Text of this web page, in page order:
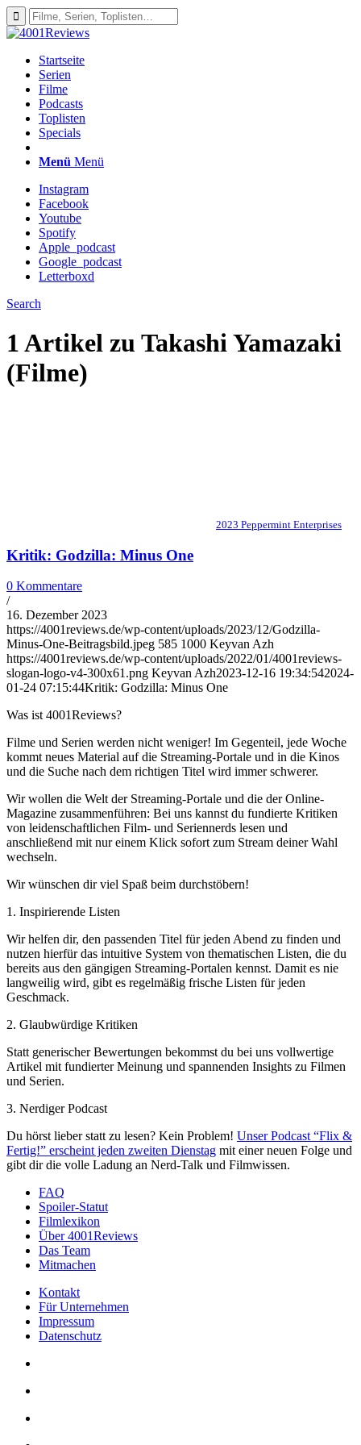
Startseite
Serien
Filme
Podcasts
Toplisten
Specials
Menü Menü
Instagram
Facebook
Youtube
Spotify
Apple_podcast
Google_podcast
Letterboxd
Search
1 Artikel zu Takashi Yamazaki
(Filme)
2023 Peppermint Enterprises
Kritik: Godzilla: Minus One
0 Kommentare
/
16. Dezember 2023
https://4001reviews.de/wp-content/uploads/2023/12/Godzilla-
Minus-One-Beitragsbild.jpeg 585 1000 Keyvan Azh
https://4001reviews.de/wp-content/uploads/2022/01/4001reviews-
slogan-logo-v4-300x61.png Keyvan Azh2023-12-16 19:34:542024-
01-24 07:15:44Kritik: Godzilla: Minus One
Was ist 4001Reviews?
Filme und Serien werden nicht weniger! Im Gegenteil, jede Woche
kommt neues Material auf die Streaming-Portale und in die Kinos
und die Suche nach dem richtigen Titel wird immer schwerer.
Wir wollen die Welt der Streaming-Portale und die der Online-
Magazine zusammenführen: Bei uns kannst du fundierte Kritiken
von leidenschaftlichen Film- und Seriennerds lesen und
anschließend mit nur einem Klick sofort zum Stream deiner Wahl
wechseln.
Wir wünschen dir viel Spaß beim durchstöbern!
1. Inspirierende Listen
Wir helfen dir, den passenden Titel für jeden Abend zu finden und
nutzen hierfür das intuitive System von thematischen Listen, die du
bereits aus den gängigen Streaming-Portalen kennst. Damit es nie
langweilig wird, gibt es regelmäßig frische Listen für jeden
Geschmack.
2. Glaubwürdige Kritiken
Statt generischer Bewertungen bekommst du bei uns vollwertige
Artikel mit fundierter Meinung und spannenden Insights zu Filmen
und Serien.
3. Nerdiger Podcast
Du hörst lieber statt zu lesen? Kein Problem! Unser Podcast “Flix &
Fertig!” erscheint jeden zweiten Dienstag mit einer neuen Folge und
gibt dir die volle Ladung an Nerd-Talk und Filmwissen.
FAQ
Spoiler-Statut
Filmlexikon
Über 4001Reviews
Das Team
Mitmachen
Kontakt
Für Unternehmen
Impressum
Datenschutz